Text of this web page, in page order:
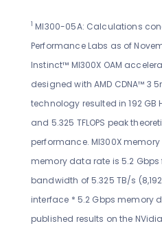
1 MI300-05A: Calculations
Performance Labs as of
Instinct™ MI300X OAM
designed with AMD CDNA™ 3
technology resulted in 192
and 5.325 TFLOPS peak
performance. MI300X
memory data rate is 5.2
bandwidth of 5.325 TB/s
interface * 5.2 Gbps memory
published results on the NVidia